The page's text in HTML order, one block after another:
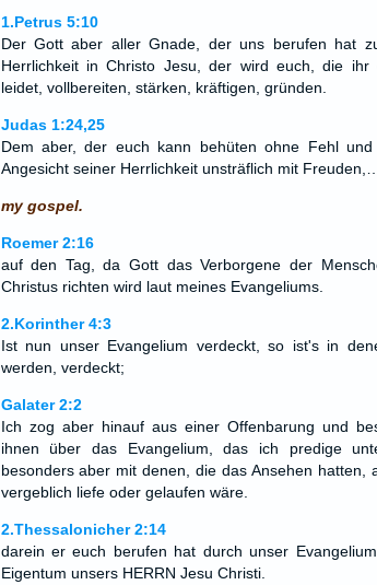
1.Petrus 5:10
Der Gott aber aller Gnade, der uns berufen hat
Herrlichkeit in Christo Jesu, der wird euch, die ihr
leidet, vollbereiten, stärken, kräftigen, gründen.
Judas 1:24,25
Dem aber, der euch kann behüten ohne Fehl
Angesicht seiner Herrlichkeit unsträflich mit Freuden,…
my gospel.
Roemer 2:16
auf den Tag, da Gott das Verborgene der
Christus richten wird laut meines Evangeliums.
2.Korinther 4:3
Ist nun unser Evangelium verdeckt, so ist's in
werden, verdeckt;
Galater 2:2
Ich zog aber hinauf aus einer Offenbarung und
ihnen über das Evangelium, das ich predige
besonders aber mit denen, die das Ansehen hatten,
vergeblich liefe oder gelaufen wäre.
2.Thessalonicher 2:14
darein er euch berufen hat durch unser
Eigentum unsers HERRN Jesu Christi.